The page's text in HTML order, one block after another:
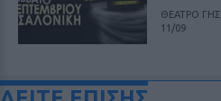
ΘΕΑΤΡΟ ΓΗΣ
11/09